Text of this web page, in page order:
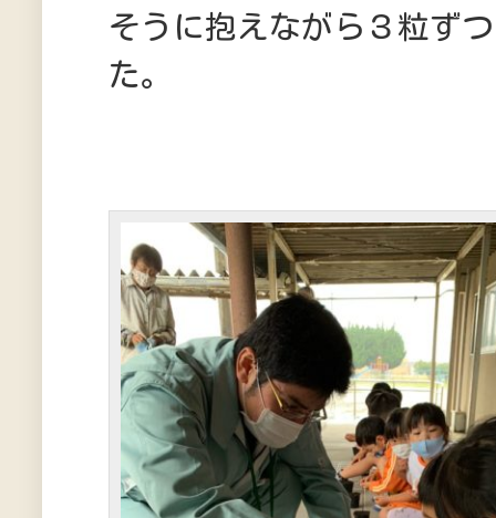
そうに抱えながら３粒ず
た。